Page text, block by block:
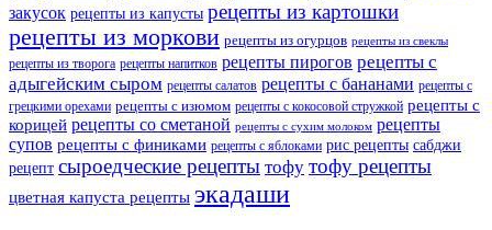
закусок рецепты из капусты рецепты из картошки
рецепты из моркови рецепты из огурцов рецепты из свеклы
рецепты из творога рецепты напитков рецепты пирогов рецепты с
адыгейским сыром рецепты салатов рецепты с бананами рецепты с
грецкими орехами рецепты с изюмом рецепты с кокосовой стружкой рецепты с
корицей рецепты со сметаной рецепты с сухим молоком рецепты
супов рецепты с финиками рецепты с яблоками рис рецепты сабджи
рецепт сыроедческие рецепты тофу тофу рецепты
цветная капуста рецепты экадаши